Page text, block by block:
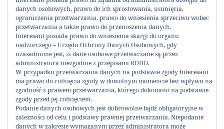
0
Udostępnienia
WOŚr-23 –Informacja-o-wyrobach-
zawierających-azbest
regulamin-bhp.pdf (4415 pobrań )
OŚWIADCZENIE MIESZKAŃCA (4479 POBRAŃ )
WNIOSEK-AZBEST.DOC (4314 POBRAŃ )
danych osobowych, prawo do ich sprostowania, usunięcia,
ograniczenia przetwarzania, prawo do wniesienia sprzeciwu wobec
przetwarzania a także prawo do przenoszenia danych.
Interesant posiada prawo do wniesienia skargi do organu
nadzorczego – Urzędu Ochrony Danych Osobowych, gdy
uzasadnione jest, iż dane osobowe przetwarzane są przez
administratora niezgodnie z przepisami RODO.
W przypadku przetwarzania danych na podstawie zgody Interesant
ma prawo do cofnięcia zgody w dowolnym momencie bez wpływu na
zgodność z prawem przetwarzania, którego dokonano na podstawie
zgody przed jej cofnięciem.
Podanie danych osobowych jest dobrowolne bądź obligatoryjne w
zależności od celu i podstawy prawnej przetwarzania. Niepodanie
danych w zakresie wymaganym przez administratora może